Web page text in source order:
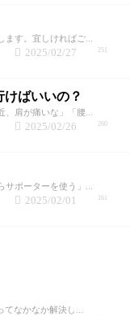
す。宜しければご...
251
2025/02/27
ばいいの？
肩が痛いな」「腰...
260
2025/02/26
ポーターを使う」...
161
2025/02/01
なかなか解決し...